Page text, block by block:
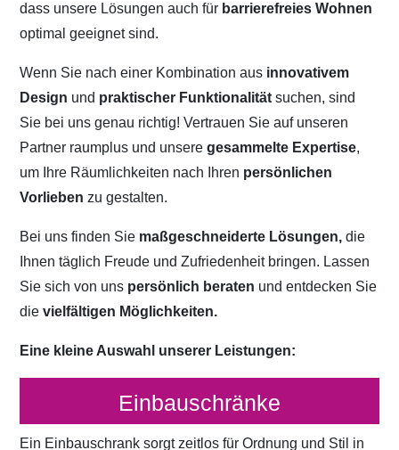
dass unsere Lösungen auch für barrierefreies Wohnen
optimal geeignet sind.
Wenn Sie nach einer Kombination aus innovativem
Design und praktischer Funktionalitätsuchen, sind
Sie bei uns genau richtig! Vertrauen Sie auf unseren
Partner raumplus und unseregesammelte Expertise,
um Ihre Räumlichkeiten nach Ihren persönlichen
Vorliebenzu gestalten.
Bei uns finden Sie maßgeschneiderte Lösungen, die
Ihnen täglich Freude und Zufriedenheit bringen. Lassen
Sie sich von uns persönlich beraten und entdecken Sie
dievielfältigen Möglichkeiten.
Eine kleine Auswahl unserer Leistungen:
Einbauschränke
Ein Einbauschrank sorgt zeitlos für Ordnung und Stil in